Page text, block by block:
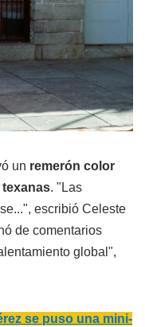
un remerón color
. "Las
escribió Celeste
de comentarios
global",
se puso una mini-